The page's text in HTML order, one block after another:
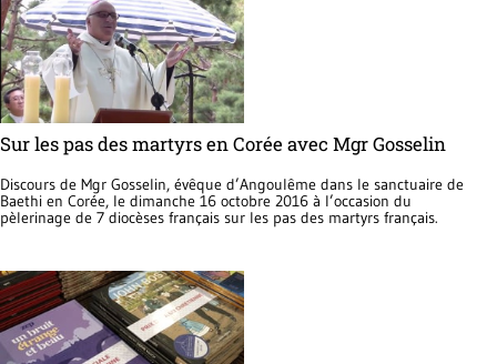
Sur les pas des martyrs en Corée avec Mgr Gosselin
Discours de Mgr Gosselin, évêque d’Angoulême dans le sanctuaire de
Baethi en Corée, le dimanche 16 octobre 2016 à l’occasion du
pèlerinage de 7 diocèses français sur les pas des martyrs français.